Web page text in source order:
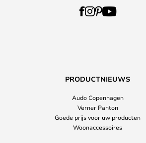
PRODUCTNIEUWS
Audo Copenhagen
Verner Panton
Goede prijs voor uw producten
Woonaccessoires